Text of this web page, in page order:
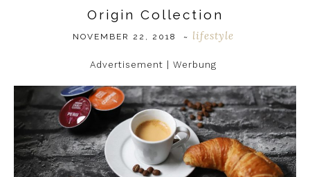
Origin Collection
NOVEMBER 22, 2018 ~ lifestyle
Advertisement | Werbung